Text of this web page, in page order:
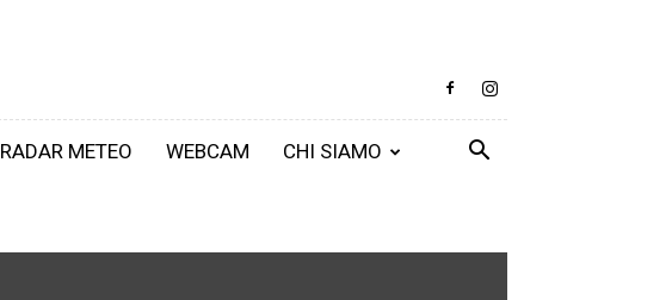
RADAR METEO WEBCAM CHI SIAMO